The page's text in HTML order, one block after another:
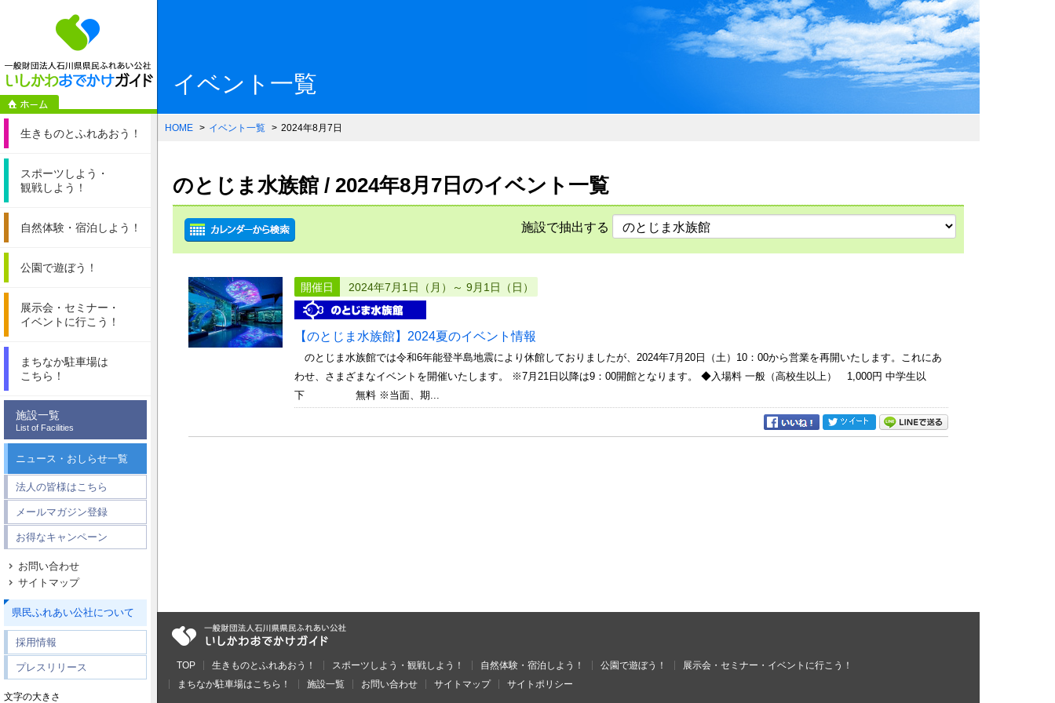
一般財団法人石川県県民ふれあい公社 いしかわおでかけガイド
生きものとふれあおう！
スポーツしよう・
観戦しよう！
自然体験・ 宿泊しよう！
公園で遊ぼう！
展示会・セミナー・
イベントに行こう！
まちなか駐車場は
こちら！
施設一覧
List of Facilities
ニュース・おしらせ一覧
法人の皆様はこちら
メールマガジン登録
お得なキャンペーン
お問い合わせ
サイトマップ
県民ふれあい公社について
採用情報
プレスリリース
文字の大きさ
イベント一覧
HOME イベント一覧 2024年8月7日
のとじま水族館 / 2024年8月7日のイベント一覧
施設で抽出する
開催日 2024年7月1日（月）～ 9月1日（日）
【のとじま水族館】2024夏のイベント情報
のとじま水族館では令和6年能登半島地震により休館しておりましたが、2024年7月20日（土）10：00から営業を再開いたします。これにあ
わせ、さまざまなイベントを開催いたします。 ※7月21日以降は9：00開館となります。 ◆入場料 一般（高校生以上） 1,000円 中学生以
下 無料 ※当面、期...
TOP 生きものとふれあおう！ スポーツしよう・観戦しよう！ 自然体験・宿泊しよう！ 公園で遊ぼう！
展示会・セミナー・イベントに行こう！
まちなか駐車場はこちら！
施設一覧 お問い合わせ サイトマップ サイトポリシー